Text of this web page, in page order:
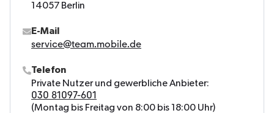
14057 Berlin
E-Mail
service@team.mobile.de
Telefon
Private Nutzer und gewerbliche Anbieter:
030 81097-601
(Montag bis Freitag von 8:00 bis 18:00 Uhr)